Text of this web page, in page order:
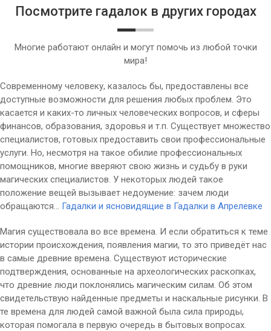
Посмотрите гадалок в других городах
Многие работают онлайн и могут помочь из любой точки
мира!
Современному человеку, казалось бы, предоставлены все
доступные возможности для решения любых проблем. Это
касается и каких-то личных человеческих вопросов, и сферы
финансов, образования, здоровья и т.п. Существует множество
специалистов, готовых предоставить свои профессиональные
услуги. Но, несмотря на такое обилие профессиональных
помощников, многие вверяют свою жизнь и судьбу в руки
магических специалистов. У некоторых людей такое
положение вещей вызывает недоумение: зачем люди
обращаются... Гадалки и ясновидящие в Гадалки в Апрелевке
Магия существовала во все времена. И если обратиться к теме
истории происхождения, появления магии, то это приведёт нас
в самые древние времена. Существуют исторические
подтверждения, основанные на археологических раскопках,
что древние люди поклонялись магическим силам. Об этом
свидетельствую найденные предметы и наскальные рисунки. В
те времена для людей самой важной была сила природы,
которая помогала в первую очередь в бытовых вопросах.